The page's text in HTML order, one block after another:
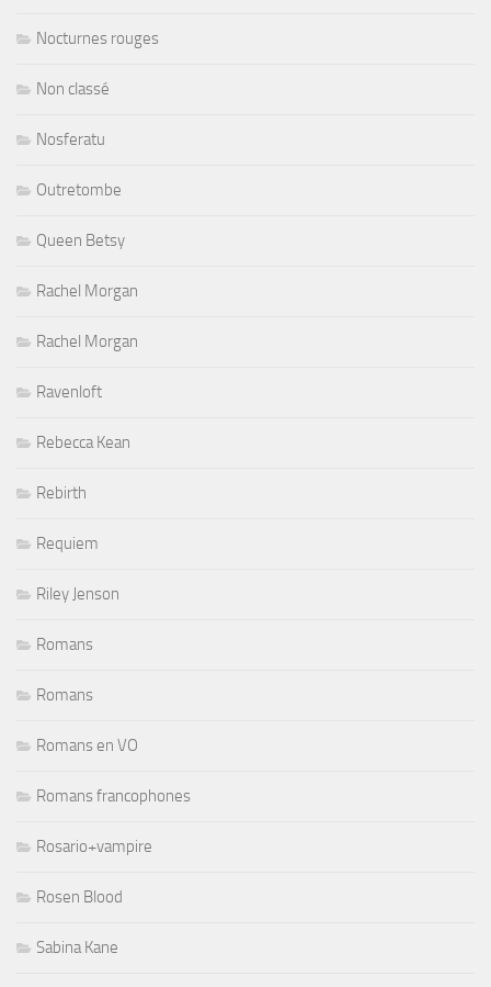
Nocturnes rouges
Non classé
Nosferatu
Outretombe
Queen Betsy
Rachel Morgan
Rachel Morgan
Ravenloft
Rebecca Kean
Rebirth
Requiem
Riley Jenson
Romans
Romans
Romans en VO
Romans francophones
Rosario+vampire
Rosen Blood
Sabina Kane